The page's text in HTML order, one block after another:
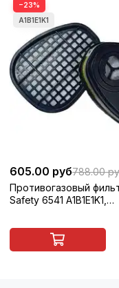
−23%
605.00 руб788.00
Противогазовый
Safety 6541 A1B1E1K1,